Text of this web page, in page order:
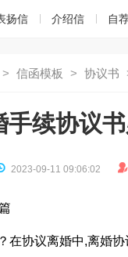
扬信 介绍信 自
> 信函模板 > 协议书
手续协议
2023-09-11 09:06:02 
在协议离婚中,离婚